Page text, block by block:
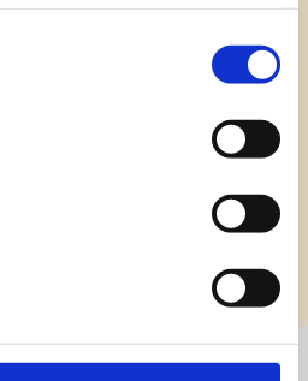
pris siden 1991.